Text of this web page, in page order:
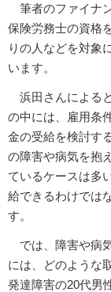
筆者のファイナ
保険労務士の資格
りの人などを対象
います。
浜田さんによる
の中には、雇用条
金の受給を検討す
の障害や病気を抱
ているケースは多
給できるわけでは
す。
では、障害や病
には、どのような
発達障害の20代男